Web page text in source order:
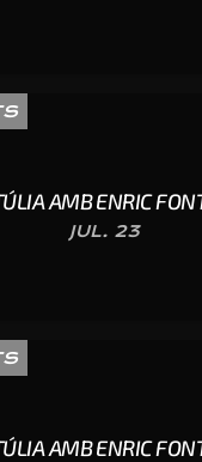
AMB ENRIC
JUL. 23
AMB ENRIC